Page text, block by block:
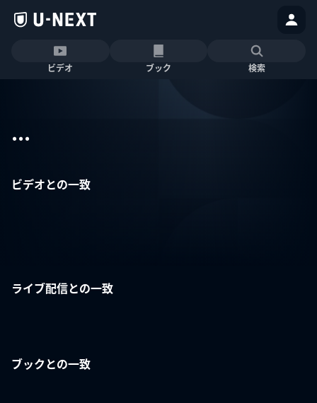
ビデオ ブック 検索
...
ビデオとの一致
ライブ配信との一致
ブックとの一致